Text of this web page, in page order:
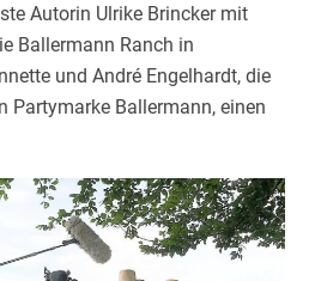
Autorin Ulrike Brincker mit
Ballermann Ranch in
und André Engelhardt, die
Partymarke Ballermann, einen